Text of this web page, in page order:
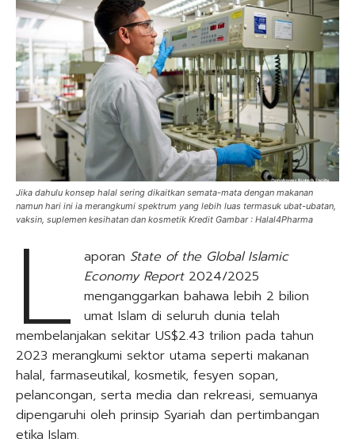
Jika dahulu konsep halal sering dikaitkan semata-mata dengan makanan
namun hari ini ia merangkumi spektrum yang lebih luas termasuk ubat-ubatan,
vaksin, suplemen kesihatan dan kosmetik Kredit Gambar : Halal4Pharma
L aporan State of the Global Islamic
Economy Report2024/2025
menganggarkan bahawa lebih 2 bilion
umat Islam di seluruh dunia telah
membelanjakan sekitar US$2.43 trilion pada tahun
2023 merangkumi sektor utama seperti makanan
halal, farmaseutikal, kosmetik, fesyen sopan,
pelancongan, serta media dan rekreasi, semuanya
dipengaruhi oleh prinsip Syariah dan pertimbangan
etika Islam.